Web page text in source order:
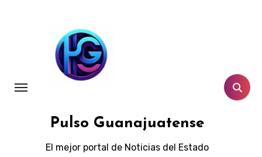
Pulso Guanajuatense
El mejor portal de Noticias del Estado